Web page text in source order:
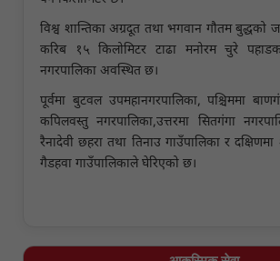
विश्व शान्तिका अग्रदूत तथा भगवान गौतम बुद्धको
करिब १५ किलोमिटर टाढा मनोरम चुरे
नगरपालिका अवस्थित छ।
पूर्वमा बुटवल उपमहानगरपालिका, पश्चिममा
कपिलवस्तु नगरपालिका,उत्तरमा सितगंगा
रैनादेवी छहरा तथा तिनाउ गाउँपालिका र
गैडहवा गाउँपालिकाले घेरिएको छ।